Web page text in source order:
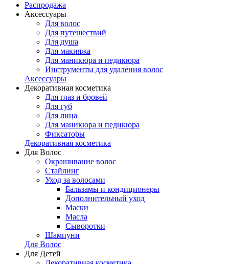
Распродажа
Аксессуары
Для волос
Для путешествий
Для душа
Для макияжа
Для маникюра и педикюра
Инструменты для удаления волос
Аксессуары
Декоративная косметика
Для глаз и бровей
Для губ
Для лица
Для маникюра и педикюра
Фиксаторы
Декоративная косметика
Для Волос
Окрашивание волос
Стайлинг
Уход за волосами
Бальзамы и кондиционеры
Дополнительный уход
Маски
Масла
Сыворотки
Шампуни
Для Волос
Для Детей